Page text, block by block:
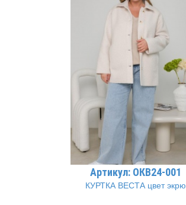
Артикул: ОКВ24-001
КУРТКА ВЕСТА цвет экрю